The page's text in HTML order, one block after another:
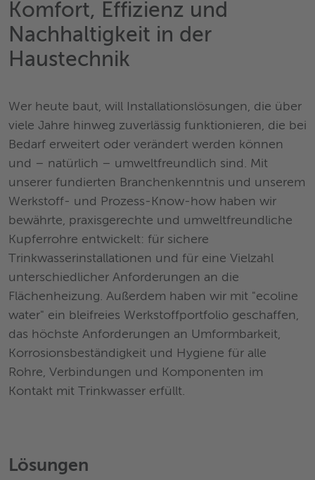
Komfort, Effizienz und
Nachhaltigkeit in der
Haustechnik
Wer heute baut, will Installationslösungen, die über
viele Jahre hinweg zuverlässig funktionieren, die bei
Bedarf erweitert oder verändert werden können
und – natürlich – umweltfreundlich sind. Mit
unserer fundierten Branchenkenntnis und unserem
Werkstoff- und Prozess-Know-how haben wir
bewährte, praxisgerechte und umweltfreundliche
Kupferrohre entwickelt: für sichere
Trinkwasserinstallationen und für eine Vielzahl
unterschiedlicher Anforderungen an die
Flächenheizung. Außerdem haben wir mit "ecoline
water" ein bleifreies Werkstoffportfolio geschaffen,
das höchste Anforderungen an Umformbarkeit,
Korrosionsbeständigkeit und Hygiene für alle
Rohre, Verbindungen und Komponenten im
Kontakt mit Trinkwasser erfüllt.
Lösungen